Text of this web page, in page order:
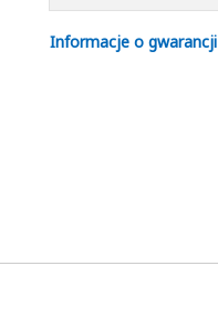
Informacje o gwarancji